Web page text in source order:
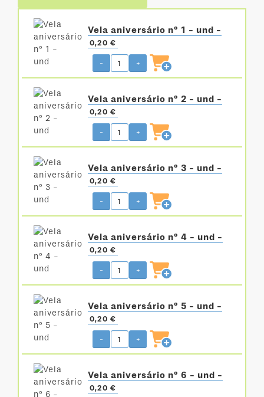
Vela aniversário nº 1 - und -
0,20 €
- +
Vela aniversário nº 2 - und -
0,20 €
- +
Vela aniversário nº 3 - und -
0,20 €
- +
Vela aniversário nº 4 - und -
0,20 €
- +
Vela aniversário nº 5 - und -
0,20 €
- +
Vela aniversário nº 6 - und -
0,20 €